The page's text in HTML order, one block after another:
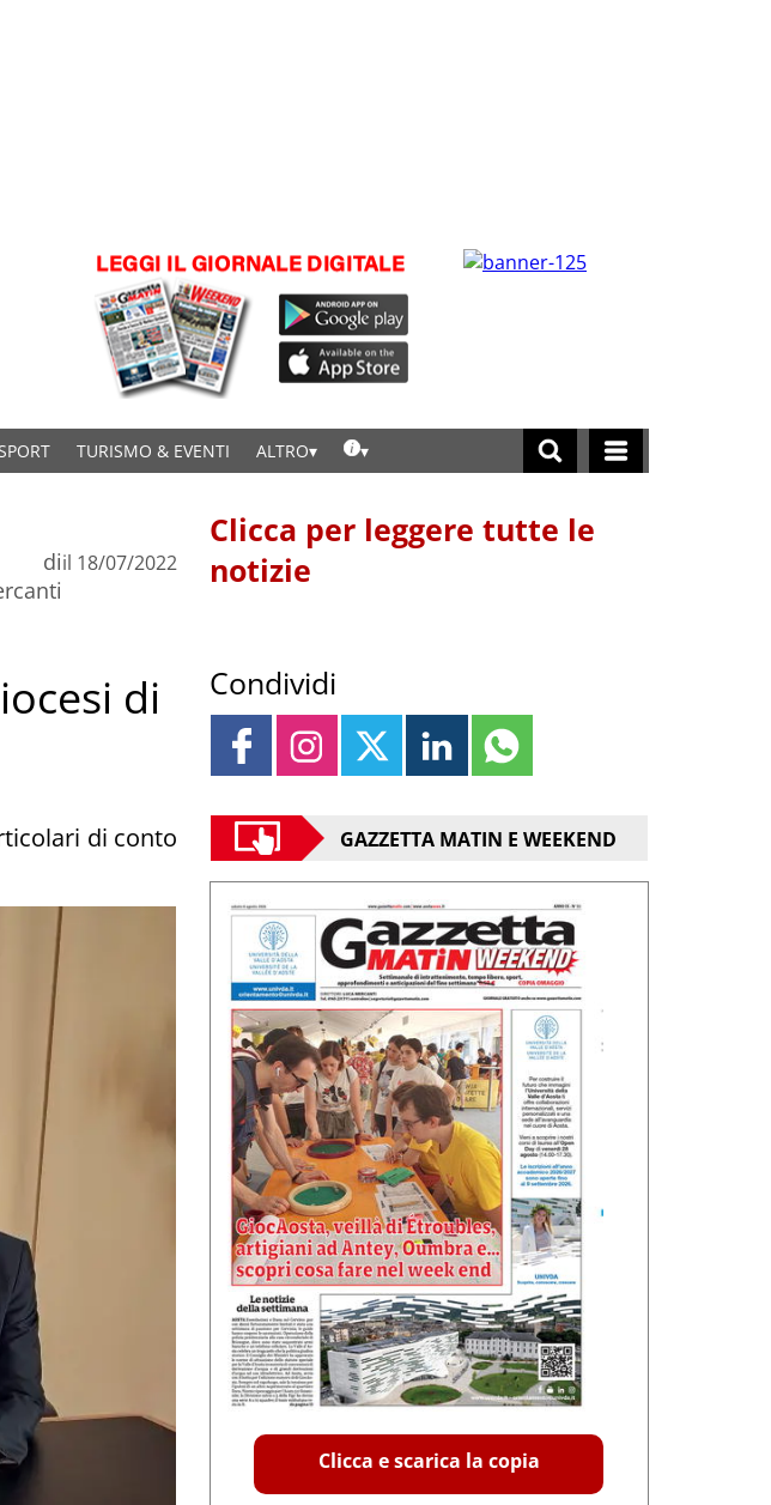
TURISMO & EVENTI ALTRO
diil 18/07/2022
di
di conto
Clicca per leggere tutte le
notizie
Condividi
GAZZETTA MATIN E WEEKEND
Clicca e scarica la copia